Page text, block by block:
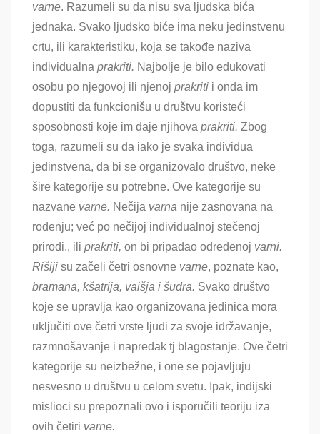
varne. Razumeli su da nisu sva ljudska bića
jednaka. Svako ljudsko biće ima neku jedinstvenu
crtu, ili karakteristiku, koja se takođe naziva
individualna prakriti. Najbolje je bilo edukovati
osobu po njegovoj ili njenoj prakriti i onda im
dopustiti da funkcionišu u društvu koristeći
sposobnosti koje im daje njihova prakriti. Zbog
toga, razumeli su da iako je svaka individua
jedinstvena, da bi se organizovalo društvo, neke
šire kategorije su potrebne. Ove kategorije su
nazvane varne. Nečija varna nije zasnovana na
rođenju; već po nečijoj individualnoj stečenoj
prirodi., ili prakriti, on bi pripadao određenoj varni.
Rišiji su začeli četri osnovne varne, poznate kao,
bramana, kšatrija, vaišja i šudra. Svako društvo
koje se upravlja kao organizovana jedinica mora
uključiti ove četri vrste ljudi za svoje idržavanje,
razmnošavanje i napredak tj blagostanje. Ove četri
kategorije su neizbežne, i one se pojavljuju
nesvesno u društvu u celom svetu. Ipak, indijski
mislioci su prepoznali ovo i isporučili teoriju iza
ovih četiri varne.